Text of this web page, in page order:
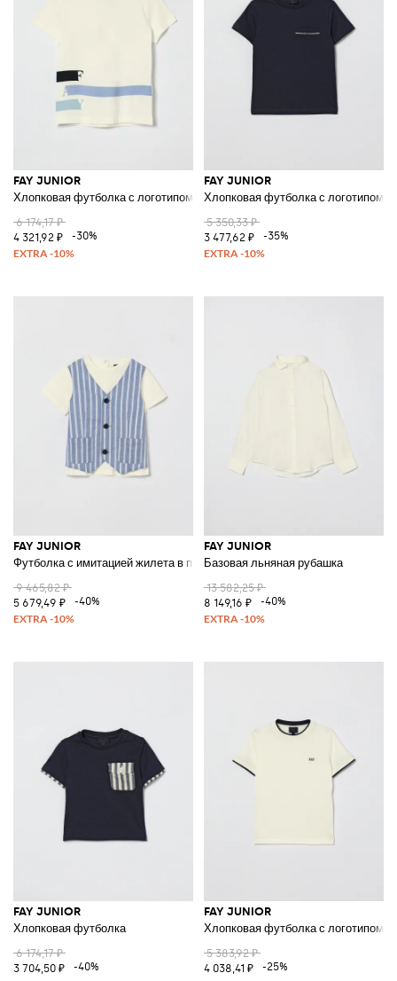
FAY JUNIOR
Хлопковая футболка с логотипом
6 174,17 ₽
4 321,92 ₽
-30%
FAY JUNIOR
Хлопковая футболка с логотипом
5 350,33 ₽
3 477,62 ₽
-35%
FAY JUNIOR
Футболка с имитацией жилета в полоску
9 465,82 ₽
5 679,49 ₽
-40%
FAY JUNIOR
Базовая льняная рубашка
13 582,25 ₽
8 149,16 ₽
-40%
FAY JUNIOR
Хлопковая футболка
6 174,17 ₽
3 704,50 ₽
-40%
FAY JUNIOR
Хлопковая футболка с логотипом
5 383,92 ₽
4 038,41 ₽
-25%